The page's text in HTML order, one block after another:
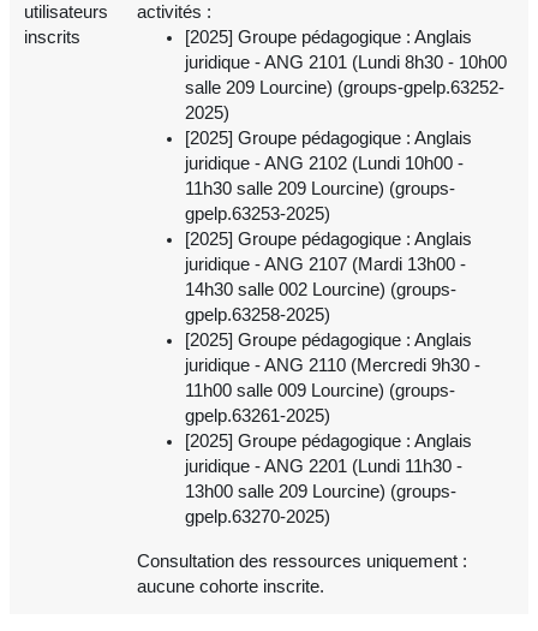
utilisateurs
inscrits
activités :
[2025] Groupe pédagogique : Anglais
juridique - ANG 2101 (Lundi 8h30 - 10h00
salle 209 Lourcine) (groups-gpelp.63252-
2025)
[2025] Groupe pédagogique : Anglais
juridique - ANG 2102 (Lundi 10h00 -
11h30 salle 209 Lourcine) (groups-
gpelp.63253-2025)
[2025] Groupe pédagogique : Anglais
juridique - ANG 2107 (Mardi 13h00 -
14h30 salle 002 Lourcine) (groups-
gpelp.63258-2025)
[2025] Groupe pédagogique : Anglais
juridique - ANG 2110 (Mercredi 9h30 -
11h00 salle 009 Lourcine) (groups-
gpelp.63261-2025)
[2025] Groupe pédagogique : Anglais
juridique - ANG 2201 (Lundi 11h30 -
13h00 salle 209 Lourcine) (groups-
gpelp.63270-2025)
Consultation des ressources uniquement :
aucune cohorte inscrite.